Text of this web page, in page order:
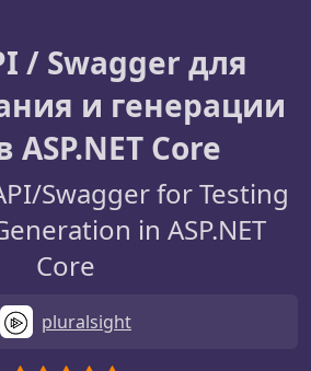
/ Swagger для
и генерации
ASP.NET Core
Swagger for Testing
in ASP.NET
Core
pluralsight